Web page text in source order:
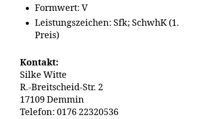
Formwert: V
Leistungszeichen: Sfk; SchwhK (1.
Preis)
Kontakt:
Silke Witte
R.-Breitscheid-Str. 2
17109 Demmin
Telefon: 0176 22320536